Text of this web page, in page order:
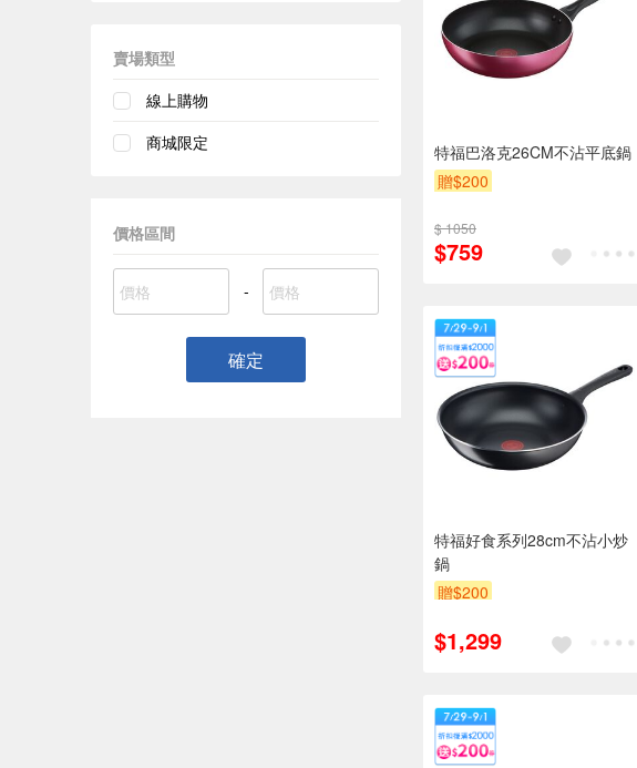
賣場類型
線上購物
商城限定
價格區間
-
確定
特福巴洛克26CM不沾平底鍋
贈$200
$ 1050
$759
特福好食系列28cm不沾小炒
鍋
贈$200
$1,299